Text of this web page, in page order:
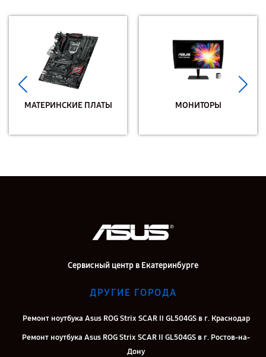
МАТЕРИНСКИЕ ПЛАТЫ МОНИТОРЫ
Сервисный центр в Екатеринбурге
ДРУГИЕ ГОРОДА
Ремонт ноутбука Asus ROG Strix SCAR II GL504GS в г. Краснодар
Ремонт ноутбука Asus ROG Strix SCAR II GL504GS в г. Ростов-на-
Дону